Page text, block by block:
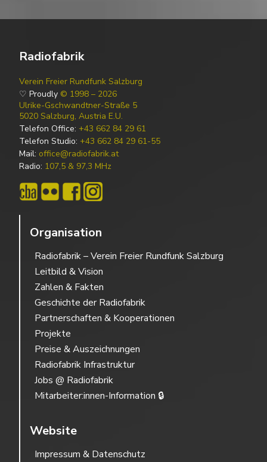
Radiofabrik
Verein Freier Rundfunk Salzburg
♡ Proudly © 1998 – 2026
Ulrike-Gschwandtner-Straße 5
5020 Salzburg, Austria E.U.
Telefon Office: +43 662 84 29 61
Telefon Studio: +43 662 84 29 61-55
Mail: office@radiofabrik.at
Radio: 107,5 & 97,3 MHz
Organisation
Radiofabrik – Verein Freier Rundfunk Salzburg
Leitbild & Vision
Zahlen & Fakten
Geschichte der Radiofabrik
Partnerschaften & Kooperationen
Projekte
Preise & Auszeichnungen
Radiofabrik Infrastruktur
Jobs @ Radiofabrik
Mitarbeiter:innen-Information 🔒
Website
Impressum & Datenschutz